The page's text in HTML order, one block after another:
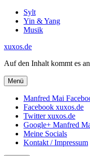
Sylt
Yin & Yang
Musik
xuxos.de
Auf den Inhalt kommt es an
Menü
Manfred Mai
Facebook xuxos.de
Twitter xuxos.de
Google+ Manfred
Meine Socials
Kontakt / Impressum